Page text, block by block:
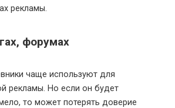
рекламы.
форумах
чаще используют для
рекламы. Но если он будет
то может потерять доверие